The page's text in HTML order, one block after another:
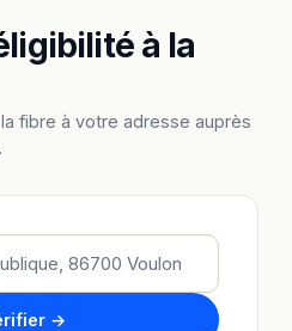
à la
fibre à votre adresse auprès
→